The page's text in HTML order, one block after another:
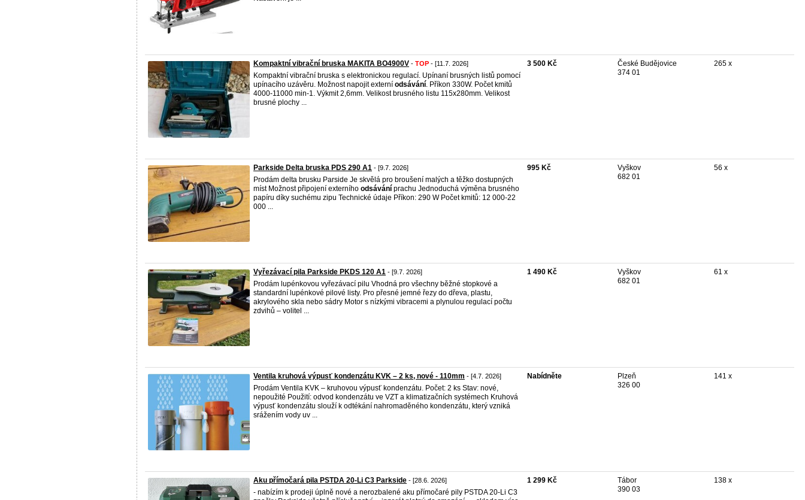
Kompaktní vibrační bruska MAKITA BO4900V - TOP - [11.7. 2026]
Kompaktní vibrační bruska s elektronickou regulací. Upínaní brusných listů pomocí
upínacího uzávěru. Možnost napojit externí odsávání. Příkon 330W. Počet kmitů
4000-11000 min-1. Výkmit 2,6mm. Velikost brusného listu 115x280mm. Velikost
brusné plochy ...
3 500 Kč
České Budějovice
374 01
265 x
Parkside Delta bruska PDS 290 A1 - [9.7. 2026]
Prodám delta brusku Parside Je skvělá pro broušení malých a těžko dostupných
míst Možnost připojení externího odsávání prachu Jednoduchá výměna brusného
papíru díky suchému zipu Technické údaje Příkon: 290 W Počet kmitů: 12 000-22
000 ...
995 Kč
Vyškov
682 01
56 x
Vyřezávací pila Parkside PKDS 120 A1 - [9.7. 2026]
Prodám lupénkovou vyřezávací pilu Vhodná pro všechny běžné stopkové a
standardní lupénkové pilové listy. Pro přesné jemné řezy do dřeva, plastu,
akrylového skla nebo sádry Motor s nízkými vibracemi a plynulou regulací počtu
zdvihů – volitel ...
1 490 Kč
Vyškov
682 01
61 x
Ventila kruhová výpusť kondenzátu KVK – 2 ks, nové - 110mm - [4.7. 2026]
Prodám Ventila KVK – kruhovou výpusť kondenzátu. Počet: 2 ks Stav: nové,
nepoužité Použití: odvod kondenzátu ve VZT a klimatizačních systémech Kruhová
výpusť kondenzátu slouží k odtékání nahromaděného kondenzátu, který vzniká
srážením vody uv ...
Nabídněte
Plzeň
326 00
141 x
Aku přímočará pila PSTDA 20-Li C3 Parkside - [28.6. 2026]
- nabízím k prodeji úplně nové a nerozbalené aku přímočaré pily PSTDA 20-Li C3
1 299 Kč
Tábor
390 03
138 x